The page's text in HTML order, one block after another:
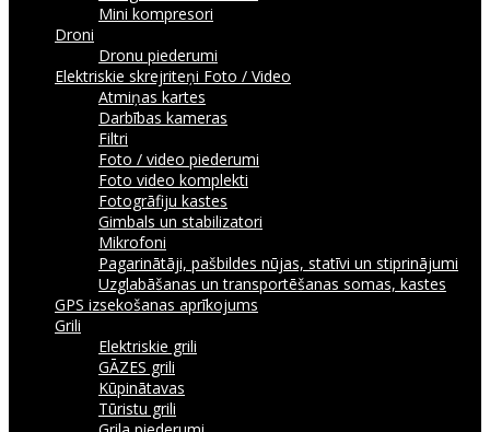
Mini kompresori
Droni
Dronu piederumi
Elektriskie skrejriteņi Foto / Video
Atmiņas kartes
Darbības kameras
Filtri
Foto / video piederumi
Foto video komplekti
Fotogrāfiju kastes
Gimbals un stabilizatori
Mikrofoni
Pagarinātāji, pašbildes nūjas, statīvi un stiprinājumi
Uzglabāšanas un transportēšanas somas, kastes
GPS izsekošanas aprīkojums
Grili
Elektriskie grili
GĀZES grili
Kūpinātavas
Tūristu grili